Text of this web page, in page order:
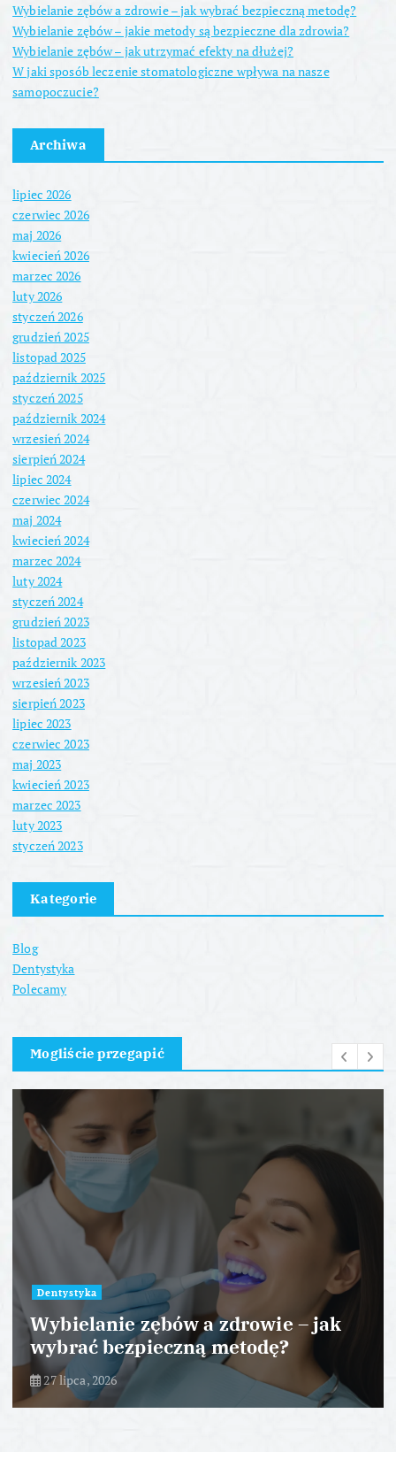
Wybielanie zębów a zdrowie – jak wybrać bezpieczną metodę?
Wybielanie zębów – jakie metody są bezpieczne dla zdrowia?
Wybielanie zębów – jak utrzymać efekty na dłużej?
W jaki sposób leczenie stomatologiczne wpływa na nasze
samopoczucie?
Archiwa
lipiec 2026
czerwiec 2026
maj 2026
kwiecień 2026
marzec 2026
luty 2026
styczeń 2026
grudzień 2025
listopad 2025
październik 2025
styczeń 2025
październik 2024
wrzesień 2024
sierpień 2024
lipiec 2024
czerwiec 2024
maj 2024
kwiecień 2024
marzec 2024
luty 2024
styczeń 2024
grudzień 2023
listopad 2023
październik 2023
wrzesień 2023
sierpień 2023
lipiec 2023
czerwiec 2023
maj 2023
kwiecień 2023
marzec 2023
luty 2023
styczeń 2023
Kategorie
Blog
Dentystyka
Polecamy
Mogliście przegapić
Dentystyka
Wybielanie zębów a zdrowie – jak
wybrać bezpieczną metodę?
27 lipca, 2026